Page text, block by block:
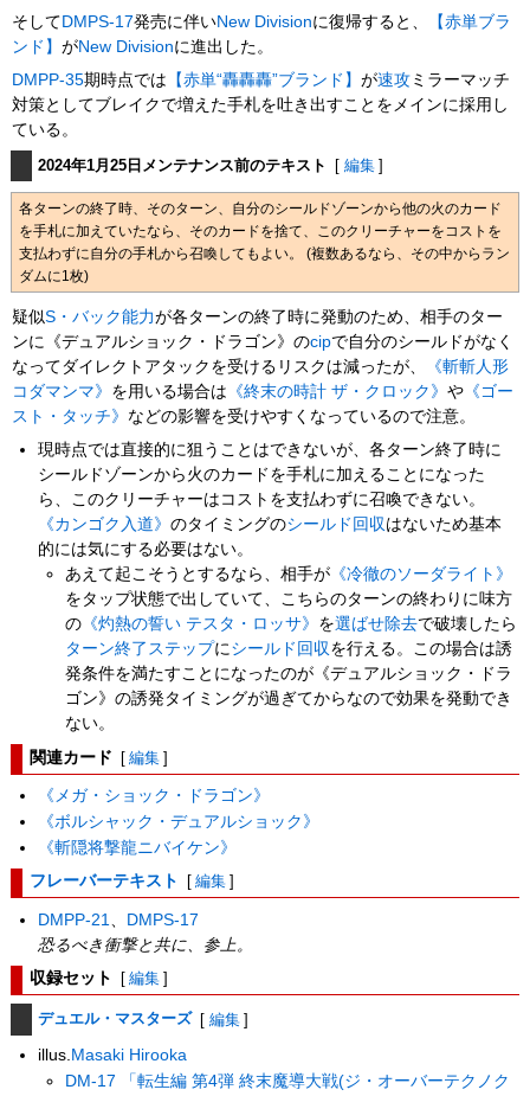
そして DMPS-17発売に伴いNew Divisionに復帰すると、
【赤単ブラ
ンド】がNew Divisionに進出した。
DMPP-35期時点では 【赤単“轟轟轟”ブランド】が速攻 ミラーマッチ
対策としてブレイクで増えた手札を吐き出すことをメインに採用し
ている。
2024年1月25日メンテナンス前のテキスト
[ 編集 ]
各ターンの終了時、そのターン、自分のシールドゾーンから他の火のカード
を手札に加えていたなら、そのカードを捨て、このクリーチャーをコストを
支払わずに自分の手札から召喚してもよい。 (複数あるなら、その中からラン
ダムに1枚)
疑似S・バック能力が各ターンの終了時に発動のため、相手のター
ンに《デュアルショック・ドラゴン》のcipで自分のシールドがなく
なってダイレクトアタックを受けるリスクは減ったが、
《斬斬人形
コダマンマ》 を用いる場合は 《終末の時計 ザ・クロック》や 《ゴー
スト・タッチ》 などの影響を受けやすくなっているので注意。
現時点では直接的に狙うことはできないが、各ターン終了時に
シールドゾーンから火のカードを手札に加えることになった
ら、このクリーチャーはコストを支払わずに召喚できない。
《カンゴク入道》のタイミングのシールド回収 はないため基本
的には気にする必要はない。
あえて起こそうとするなら、相手が 《冷徹のソーダライト》
をタップ状態で出していて、こちらのターンの終わりに味方
の 《灼熱の誓い テスタ・ロッサ》 を選ばせ除去で破壊したら
ターン終了ステップにシールド回収を行える。この場合は誘
発条件を満たすことになったのが《デュアルショック・ドラ
ゴン》の誘発タイミングが過ぎてからなので効果を発動でき
ない。
関連カード [ 編集 ]
《メガ・ショック・ドラゴン》
《ボルシャック・デュアルショック》
《斬隠将撃龍ニバイケン》
フレーバーテキスト [ 編集 ]
DMPP-21
DMPS-17
恐るべき衝撃と共に、参上。
収録セット [ 編集 ]
デュエル・マスターズ [ 編集 ]
illus. Masaki Hirooka
DM-17 「転生編 第4弾 終末魔導大戦(ジ・オーバーテクノク